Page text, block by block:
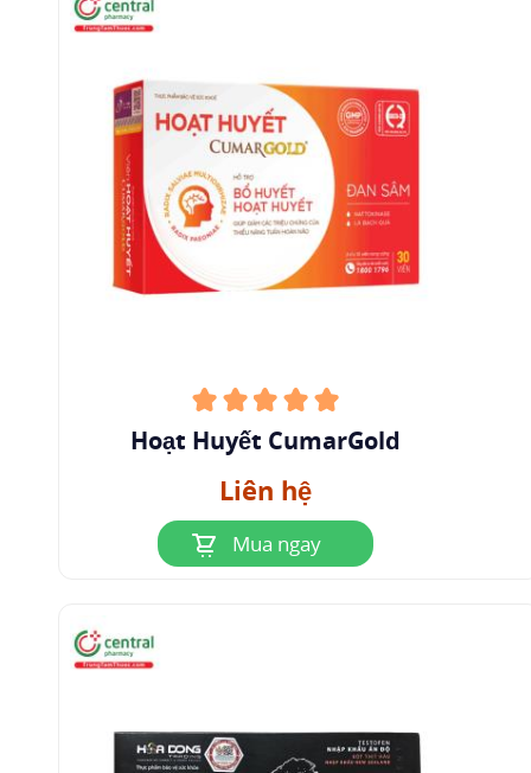
Hoạt Huyết CumarGold
Liên hệ
Mua ngay